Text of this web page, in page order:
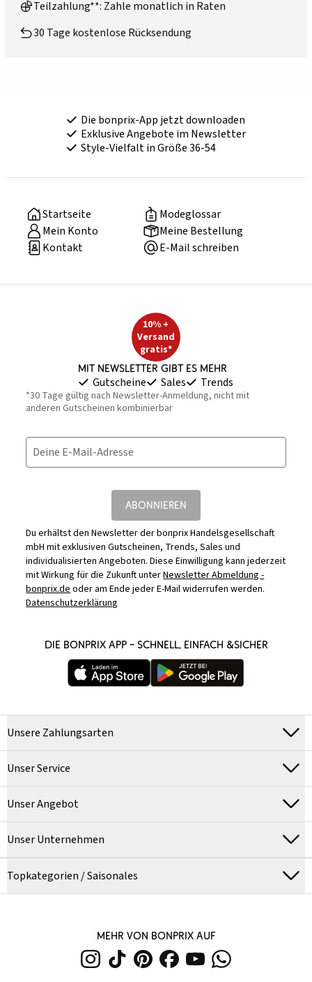
Teilzahlung**: Zahle monatlich in Raten
30 Tage kostenlose Rücksendung
Die bonprix-App jetzt downloaden
Exklusive Angebote im Newsletter
Style-Vielfalt in Größe 36-54
Startseite
Modeglossar
Mein Konto
Meine Bestellung
Kontakt
E-Mail schreiben
10% +
Versand
gratis*
Mit Newsletter gibt es mehr
Gutscheine Sales Trends
*30 Tage gültig nach Newsletter-Anmeldung, nicht mit
anderen Gutscheinen kombinierbar
Deine E-Mail-Adresse
ABONNIEREN
Du erhältst den Newsletter der bonprix Handelsgesellschaft
mbH mit exklusiven Gutscheinen, Trends, Sales und
individualisierten Angeboten. Diese Einwilligung kann jederzeit
mit Wirkung für die Zukunft unterNewsletter Abmeldung -
bonprix.deoder am Ende jeder E-Mail widerrufen werden.
Datenschutzerklärung
DIE BONPRIX APP – SCHNELL, EINFACH &SICHER
Unsere Zahlungsarten
Unser Service
Unser Angebot
Unser Unternehmen
Topkategorien / Saisonales
MEHR VON BONPRIX AUF